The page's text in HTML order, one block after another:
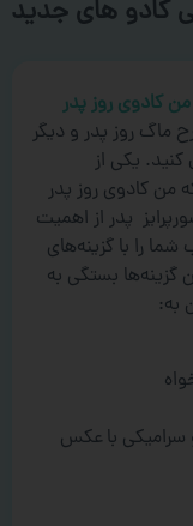
کادو های جدید
من کادوی روز پدر
ماگ روز پدر و دیگر
کنید. یکی از
من کادوی روز پدر
پدر از اهمیت
را با گزینه‌های
گزینه‌ها بستگی به
به:
با عکس